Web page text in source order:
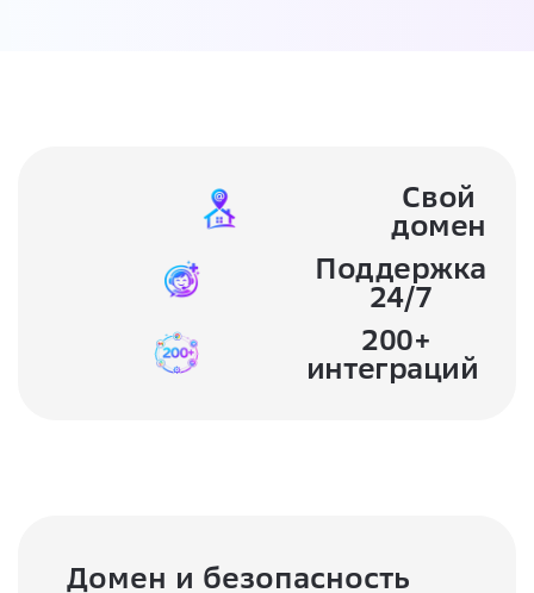
Свой
домен
Поддержка
24/7
200+
интеграций
Домен и безопасность